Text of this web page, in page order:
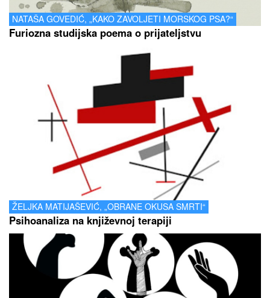
NATAŠA GOVEDIĆ, „KAKO ZAVOLJETI MORSKOG PSA?“
Furiozna studijska poema o prijateljstvu
ŽELJKA MATIJAŠEVIĆ, „OBRANE OKUSA SMRTI“
Psihoanaliza na književnoj terapiji